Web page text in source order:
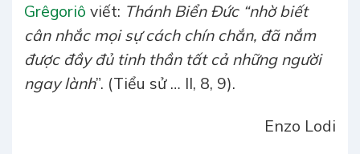
Grêgoriô viết: Thánh Biển Đức “nhờ biết
cân nhắc mọi sự cách chín chắn, đã nắm
được đầy đủ tinh thần tất cả những người
ngay lành”. (Tiểu sử … II, 8, 9).
Enzo Lodi